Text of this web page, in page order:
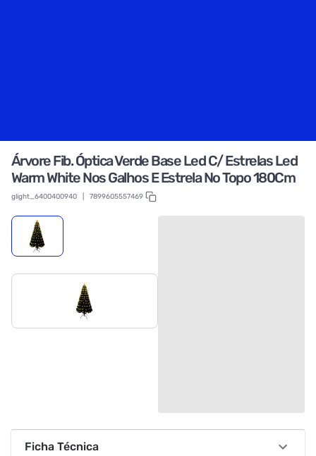
Árvore Fib. Óptica Verde Base Led C/ Estrelas Led
Warm White Nos Galhos E Estrela No Topo 180Cm
glight_6400400940 7899605557469
Ficha Técnica